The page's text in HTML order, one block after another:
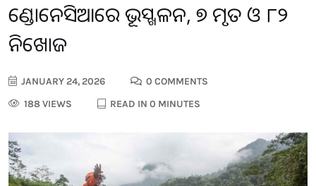
ଇଣ୍ଡୋନେସିଆରେ ଭୂସ୍ଖଳନ, ୭ ମୃତ ଓ ୮୨
ନିଖୋଜ
JANUARY 24, 2026
0 COMMENTS
188 VIEWS
READ IN 0 MINUTES